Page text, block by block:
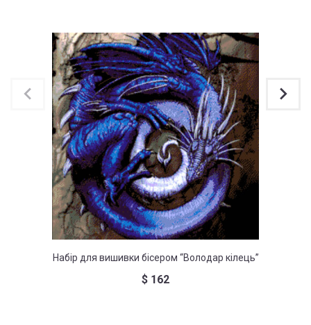
Набір для вишивки бісером “Володар кілець”
$ 162